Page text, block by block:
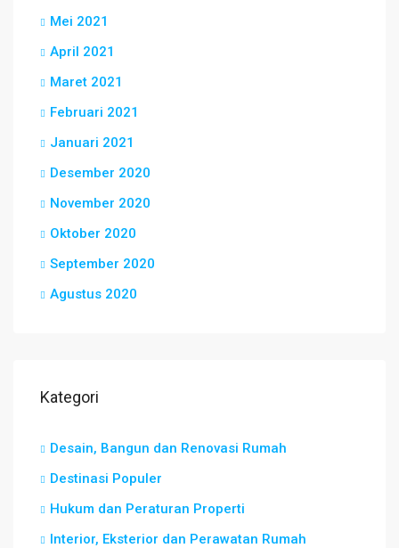
Mei 2021
April 2021
Maret 2021
Februari 2021
Januari 2021
Desember 2020
November 2020
Oktober 2020
September 2020
Agustus 2020
Kategori
Desain, Bangun dan Renovasi Rumah
Destinasi Populer
Hukum dan Peraturan Properti
Interior, Eksterior dan Perawatan Rumah